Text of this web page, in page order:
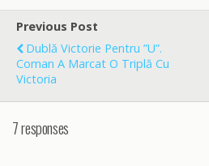
b
o
o
k
l
Previous Post
Dublă Victorie Pentru ”U”.
Coman A Marcat O Triplă Cu
Victoria
7 responses